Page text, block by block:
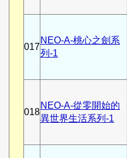
017
NEO-A-桃心之劍系
列-1
018
NEO-A-從零開始的
異世界生活系列-1